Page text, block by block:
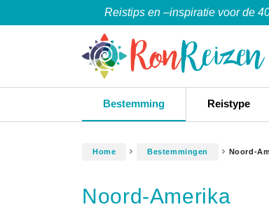
Reistips en –inspiratie voor de
Bestemming Reistype
Home Bestemmingen Noord-
Noord-Amerika